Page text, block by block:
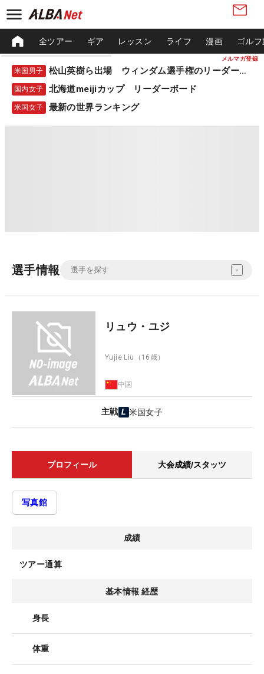
メルマガ登録
全ツアー ギア レッスン ライフ 漫画 ゴル
米国男子 松山英樹ら出場 ウィンダム選手権のリーダーボード
国内女子 北海道meijiカップ リーダーボード
米国女子 最新の世界ランキング
選手情報
リュウ・ユジ
Yujie Liu （16歳）
中国
主戦 米国女子
プロフィール 大会成績/スタッツ
写真館
成績
ツアー通算
基本情報 経歴
身長
体重